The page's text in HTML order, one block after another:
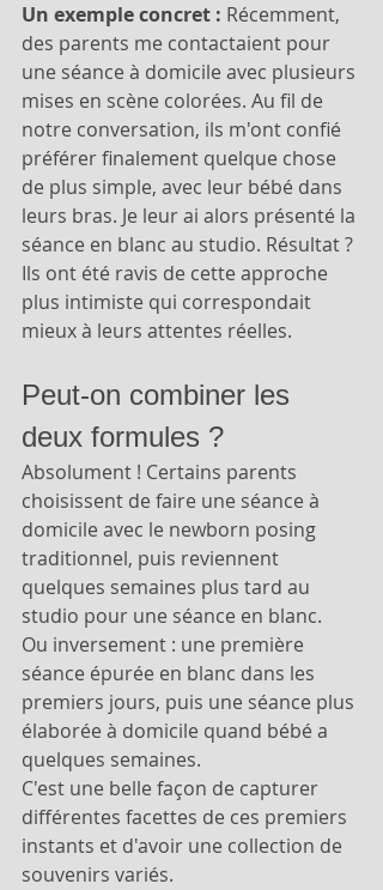
Un exemple concret : Récemment,
des parents me contactaient pour
une séance à domicile avec plusieurs
mises en scène colorées. Au fil de
notre conversation, ils m'ont confié
préférer finalement quelque chose
de plus simple, avec leur bébé dans
leurs bras. Je leur ai alors présenté la
séance en blanc au studio. Résultat ?
Ils ont été ravis de cette approche
plus intimiste qui correspondait
mieux à leurs attentes réelles.
Peut-on combiner les
deux formules ?
Absolument ! Certains parents
choisissent de faire une séance à
domicile avec le newborn posing
traditionnel, puis reviennent
quelques semaines plus tard au
studio pour une séance en blanc.
Ou inversement : une première
séance épurée en blanc dans les
premiers jours, puis une séance plus
élaborée à domicile quand bébé a
quelques semaines.
C'est une belle façon de capturer
différentes facettes de ces premiers
instants et d'avoir une collection de
souvenirs variés.